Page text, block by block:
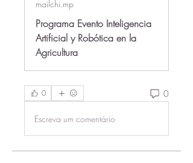
mailchi.mp
Programa Evento Inteligencia
Artificial y Robótica en la
Agricultura
0 0
Escreva um comentário